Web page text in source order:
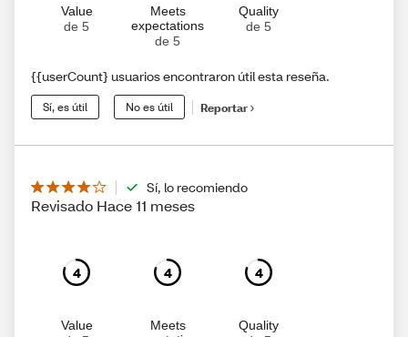
Value
de 5
Meets
expectations
de 5
Quality
de 5
{{userCount} usuarios encontraron útil esta reseña.
Sí, es útil No es útil Reportar
Sí, lo recomiendo
Revisado Hace 11 meses
4
Value
4
Meets
4
Quality